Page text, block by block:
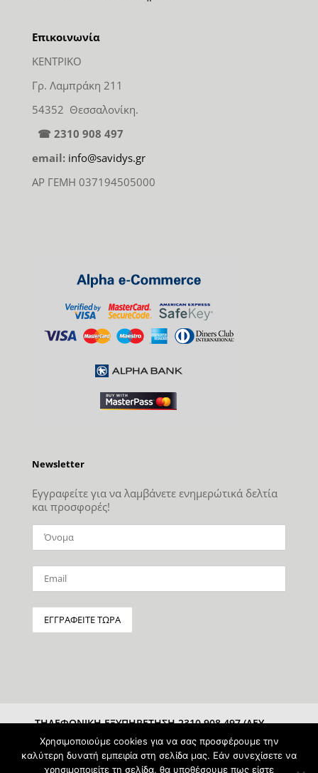
Επικοινωνία
ΚΕΝΤΡΙΚΟ
Γρ. Λαμπράκη 211
54352 Θεσσαλονίκη.
☎ 2310 908 497
email: info@savidys.gr
ΑΡ ΓΕΜΗ 037194505000
Newsletter
Εγγραφείτε για να λαμβάνετε ενημερώτικά δελτία
και προσφορές!
ΤΗΛΕΦΩΝΙΚΗ ΕΞΥΠΗΡΕΤΗΣΗ 2310 908 497 (ΔΕΥ-
ΣΑΒ 10:00-15:00)
Χρησιμοποιούμε cookies για να σας προσφέρουμε την
καλύτερη δυνατή εμπειρία στη σελίδα μας. Εάν συνεχίσετε να
χρησιμοποιείτε τη σελίδα, θα υποθέσουμε πως είστε